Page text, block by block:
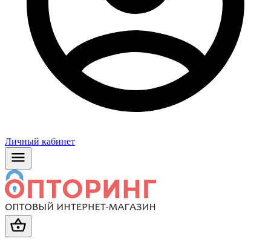
Личный кабинет